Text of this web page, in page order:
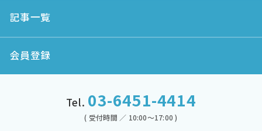
記事一覧
会員登録
Tel. 03-6451-4414
( 受付時間 ／ 10:00～17:00 )